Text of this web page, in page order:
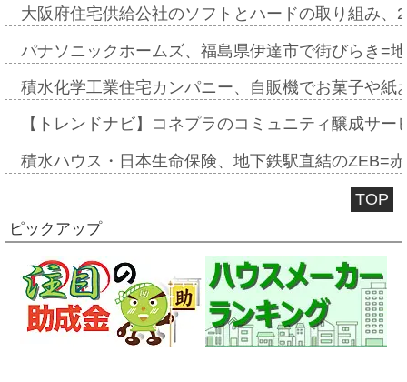
大阪府住宅供給公社のソフトとハードの取り組み
パナソニックホームズ、福島県伊達市で街びらき=
積水化学工業住宅カンパニー、自販機でお菓子や
【トレンドナビ】コネプラのコミュニティ醸成サ
積水ハウス・日本生命保険、地下鉄駅直結のZEB=
TOP
ピックアップ